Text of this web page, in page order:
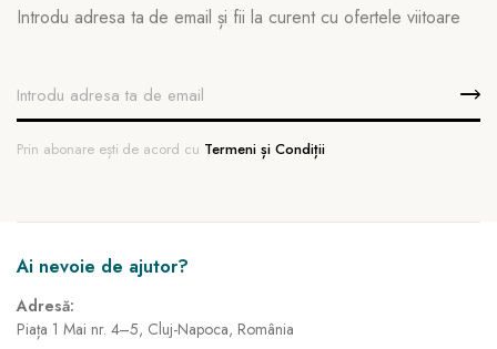
Introdu adresa ta de email și fii la curent cu ofertele viitoare
Prin abonare ești de acord cu Termeni și Condiții
Ai nevoie de ajutor?
Adresă:
Piața 1 Mai nr. 4–5, Cluj-Napoca, România